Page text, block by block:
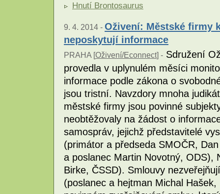
Hnutí Brontosaurus
9. 4. 2014 - Oživení: Městské firmy
neposkytují informace
PRAHA [Oživení/Econnect] - Sdružení
provedla v uplynulém měsíci
informace podle zákona o
jsou tristní. Navzdory mnoha
městské firmy jsou povinné
neobtěžovaly na žádost o
samospráv, jejichž představitelé
(primátor a předseda SMOČR,
a poslanec Martin Novotný, ODS),
Birke, ČSSD). Smlouvy
(poslanec a hejtman Michal